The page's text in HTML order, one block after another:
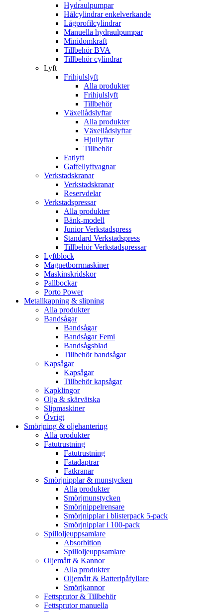
Hydraulpumpar
Hålcylindrar enkelverkande
Lågprofilcylindrar
Manuella hydraulpumpar
Minidomkraft
Tillbehör BVA
Tillbehör cylindrar
Lyft
Frihjulslyft
Alla produkter
Frihjulslyft
Tillbehör
Växellådslyftar
Alla produkter
Växellådslyftar
Hjullyftar
Tillbehör
Fatlyft
Gaffellyftvagnar
Verkstadskranar
Verkstadskranar
Reservdelar
Verkstadspressar
Alla produkter
Bänk-modell
Junior Verkstadspress
Standard Verkstadspress
Tillbehör Verkstadspressar
Lyftblock
Magnetborrmaskiner
Maskinskridskor
Pallbockar
Porto Power
Metallkapning & slipning
Alla produkter
Bandsågar
Bandsågar
Bandsågar Femi
Bandsågsblad
Tillbehör bandsågar
Kapsågar
Kapsågar
Tillbehör kapsågar
Kapklingor
Olja & skärvätska
Slipmaskiner
Övrigt
Smörjning & oljehantering
Alla produkter
Fatutrustning
Fatutrustning
Fatadaptrar
Fatkranar
Smörjnipplar & munstycken
Alla produkter
Smörjmunstycken
Smörjnippelrensare
Smörjnipplar i blisterpack 5-pack
Smörjnipplar i 100-pack
Spilloljeuppsamlare
Absorbition
Spilloljeuppsamlare
Oljemått & Kannor
Alla produkter
Oljemått & Batteripåfyllare
Smörjkannor
Fettsprutor & Tillbehör
Fettsprutor manuella